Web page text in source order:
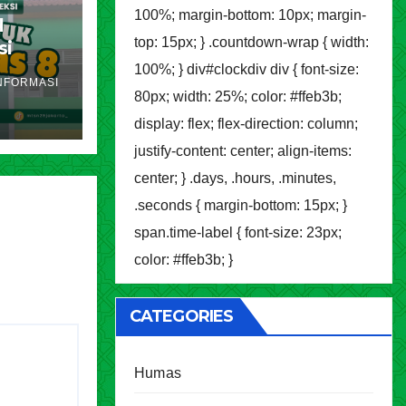
100%; margin-bottom: 10px; margin-
top: 15px; } .countdown-wrap { width:
100%; } div#clockdiv div { font-size:
80px; width: 25%; color: #ffeb3b;
display: flex; flex-direction: column;
justify-content: center; align-items:
center; } .days, .hours, .minutes,
.seconds { margin-bottom: 15px; }
span.time-label { font-size: 23px;
color: #ffeb3b; }
CATEGORIES
Humas